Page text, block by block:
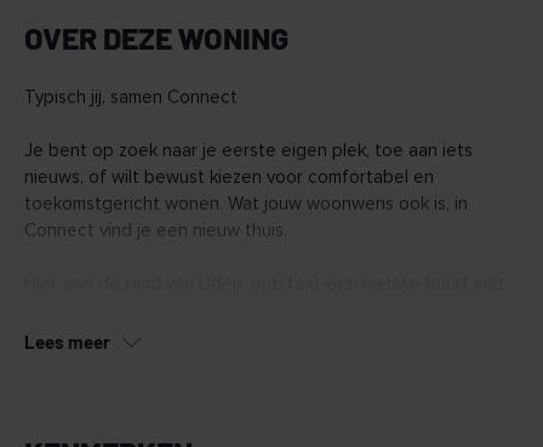
OVER DEZE WONING
Typisch jij, samen Connect
Je bent op zoek naar je eerste eigen plek, toe aan iets
nieuws, of wilt bewust kiezen voor comfortabel en
toekomstgericht wonen. Wat jouw woonwens ook is, in
Connect vind je een nieuw thuis.
penthouses en een aantal grondgebonden woningen.
Lees meer